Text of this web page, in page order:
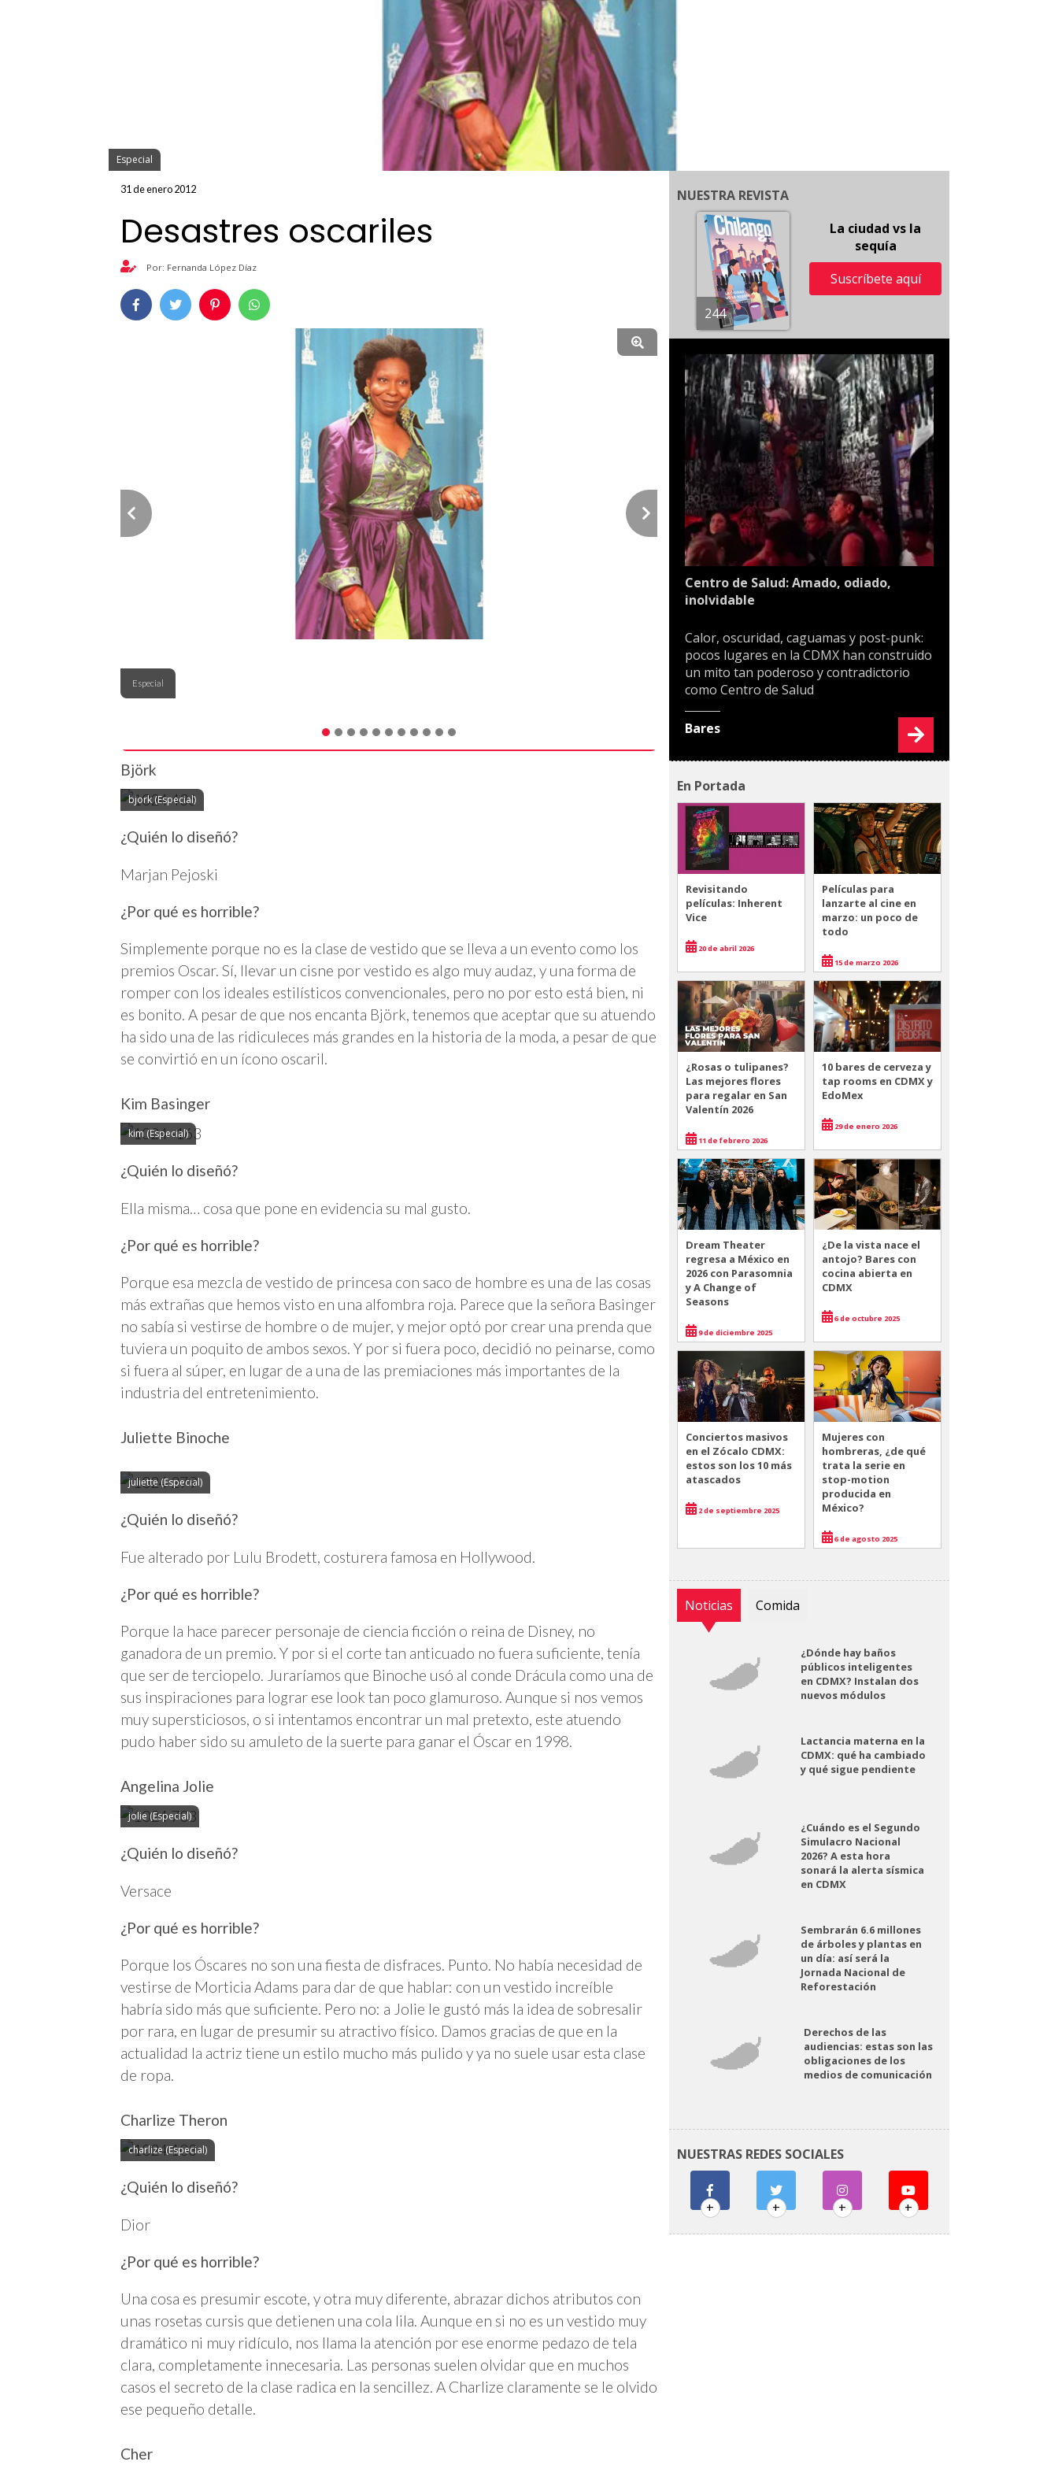
Especial
31 de enero 2012
Desastres oscariles
Por: Fernanda López Díaz
Especial
Björk
bjork (Especial)
¿Quién lo diseñó?
Marjan Pejoski
¿Por qué es horrible?
Simplemente porque no es la clase de vestido que se lleva a un evento como los
premios Oscar. Sí, llevar un cisne por vestido es algo muy audaz, y una forma de
romper con los ideales estilísticos convencionales, pero no por esto está bien, ni
es bonito. A pesar de que nos encanta Björk, tenemos que aceptar que su atuendo
ha sido una de las ridiculeces más grandes en la historia de la moda, a pesar de que
se convirtió en un ícono oscaril.
Kim Basinger
kim (Especial)
¿Quién lo diseñó?
Ella misma… cosa que pone en evidencia su mal gusto.
¿Por qué es horrible?
Porque esa mezcla de vestido de princesa con saco de hombre es una de las cosas
más extrañas que hemos visto en una alfombra roja. Parece que la señora Basinger
no sabía si vestirse de hombre o de mujer, y mejor optó por crear una prenda que
tuviera un poquito de ambos sexos. Y por si fuera poco, decidió no peinarse, como
si fuera al súper, en lugar de a una de las premiaciones más importantes de la
industria del entretenimiento.
Juliette Binoche
juliette (Especial)
¿Quién lo diseñó?
Fue alterado por Lulu Brodett, costurera famosa en Hollywood.
¿Por qué es horrible?
Porque la hace parecer personaje de ciencia ficción o reina de Disney, no
ganadora de un premio. Y por si el corte tan anticuado no fuera suficiente, tenía
que ser de terciopelo. Juraríamos que Binoche usó al conde Drácula como una de
sus inspiraciones para lograr ese look tan poco glamuroso. Aunque si nos vemos
muy supersticiosos, o si intentamos encontrar un mal pretexto, este atuendo
pudo haber sido su amuleto de la suerte para ganar el Óscar en 1998.
Angelina Jolie
jolie (Especial)
¿Quién lo diseñó?
Versace
¿Por qué es horrible?
Porque los Óscares no son una fiesta de disfraces. Punto. No había necesidad de
vestirse de Morticia Adams para dar de que hablar: con un vestido increíble
habría sido más que suficiente. Pero no: a Jolie le gustó más la idea de sobresalir
por rara, en lugar de presumir su atractivo físico. Damos gracias de que en la
actualidad la actriz tiene un estilo mucho más pulido y ya no suele usar esta clase
de ropa.
Charlize Theron
charlize (Especial)
¿Quién lo diseñó?
Dior
¿Por qué es horrible?
Una cosa es presumir escote, y otra muy diferente, abrazar dichos atributos con
unas rosetas cursis que detienen una cola lila. Aunque en si no es un vestido muy
dramático ni muy ridículo, nos llama la atención por ese enorme pedazo de tela
clara, completamente innecesaria. Las personas suelen olvidar que en muchos
casos el secreto de la clase radica en la sencillez. A Charlize claramente se le olvido
ese pequeño detalle.
Cher
NUESTRA REVISTA
244
La ciudad vs la
sequía
Suscríbete aquí
Centro de Salud: Amado, odiado,
inolvidable
Calor, oscuridad, caguamas y post-punk:
pocos lugares en la CDMX han construido
un mito tan poderoso y contradictorio
como Centro de Salud
Bares
En Portada
Revisitando
películas: Inherent
Vice
20 de abril 2026
Películas para
lanzarte al cine en
marzo: un poco de
todo
15 de marzo 2026
¿Rosas o tulipanes?
Las mejores flores
para regalar en San
Valentín 2026
11 de febrero 2026
10 bares de cerveza y
tap rooms en CDMX y
EdoMex
29 de enero 2026
Dream Theater
regresa a México en
2026 con Parasomnia
y A Change of
Seasons
9 de diciembre 2025
¿De la vista nace el
antojo? Bares con
cocina abierta en
CDMX
6 de octubre 2025
Conciertos masivos
en el Zócalo CDMX:
estos son los 10 más
atascados
2 de septiembre 2025
Mujeres con
hombreras, ¿de qué
trata la serie en
stop-motion
producida en
México?
6 de agosto 2025
Noticias Comida
¿Dónde hay baños
públicos inteligentes
en CDMX? Instalan dos
nuevos módulos
Lactancia materna en la
CDMX: qué ha cambiado
y qué sigue pendiente
¿Cuándo es el Segundo
Simulacro Nacional
2026? A esta hora
sonará la alerta sísmica
en CDMX
Sembrarán 6.6 millones
de árboles y plantas en
un día: así será la
Jornada Nacional de
Reforestación
Derechos de las
audiencias: estas son las
obligaciones de los
medios de comunicación
NUESTRAS REDES SOCIALES
+ + + +